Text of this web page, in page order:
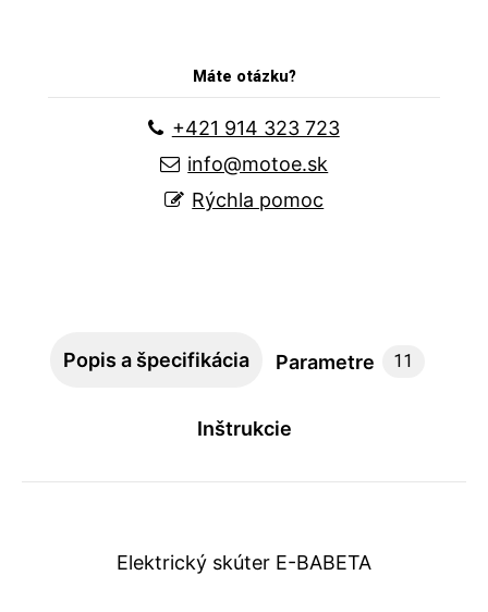
Máte otázku?
+421 914 323 723
info@motoe.sk
Rýchla pomoc
Popis a špecifikácia Parametre 11
Inštrukcie
Elektrický skúter E-BABETA